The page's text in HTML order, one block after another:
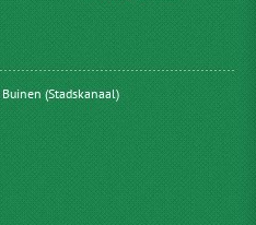
(Stadskanaal)